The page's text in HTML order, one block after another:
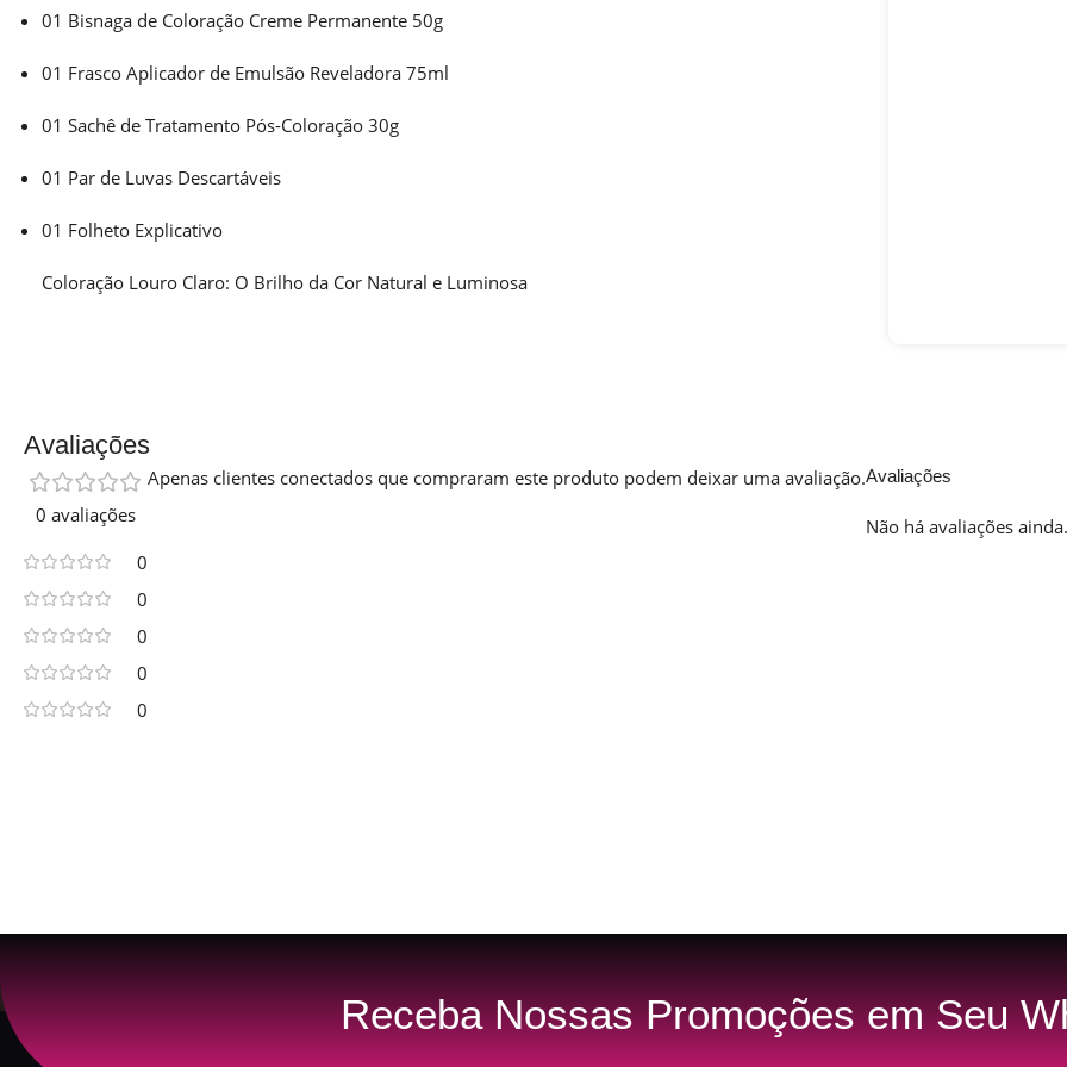
01 Bisnaga de Coloração Creme Permanente 50g
01 Frasco Aplicador de Emulsão Reveladora 75ml
01 Sachê de Tratamento Pós-Coloração 30g
01 Par de Luvas Descartáveis
01 Folheto Explicativo
Coloração Louro Claro: O Brilho da Cor Natural e Luminosa
Avaliações
0 avaliações
0
0
0
0
0
Avaliações
Não há avaliações ainda.
Apenas clientes conectados que compraram este produto podem deixar uma avaliação.
Receba Nossas Promoções em Seu